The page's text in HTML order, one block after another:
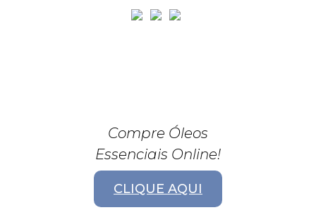
Compre Óleos
Essenciais Online!
CLIQUE AQUI